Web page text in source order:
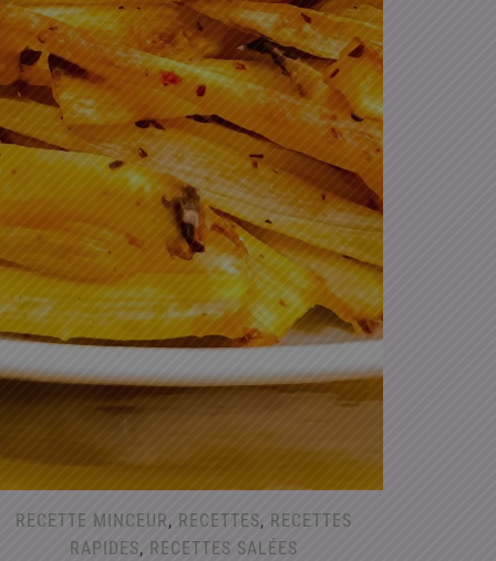
RECETTE MINCEUR, RECETTES, RECETTES
RAPIDES, RECETTES SALÉES